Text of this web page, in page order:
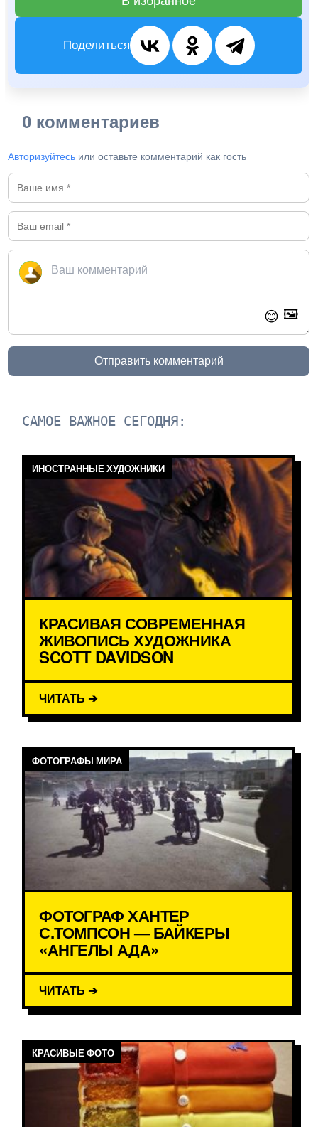
Поделиться
0 комментариев
Авторизуйтесь или оставьте комментарий как гость
😊 🖼️
Отправить комментарий
САМОЕ ВАЖНОЕ СЕГОДНЯ:
ИНОСТРАННЫЕ ХУДОЖНИКИ
КРАСИВАЯ СОВРЕМЕННАЯ
ЖИВОПИСЬ ХУДОЖНИКА
SCOTT DAVIDSON
ЧИТАТЬ ➔
ФОТОГРАФЫ МИРА
ФОТОГРАФ ХАНТЕР
С.ТОМПСОН — БАЙКЕРЫ
«АНГЕЛЫ АДА»
ЧИТАТЬ ➔
КРАСИВЫЕ ФОТО